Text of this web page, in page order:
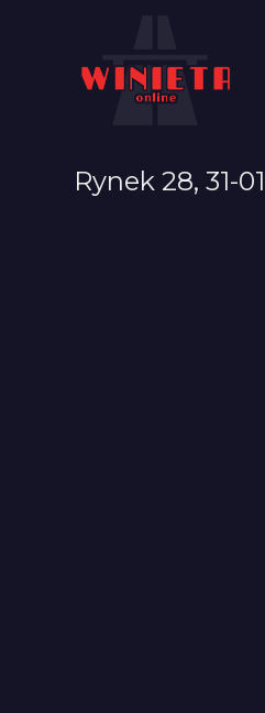
Rynek 28, 31-